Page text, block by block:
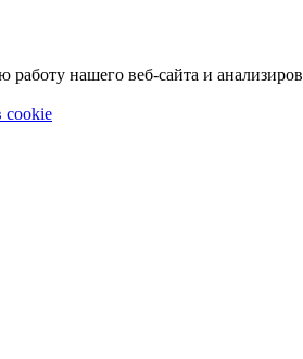
нашего веб-сайта и
cookie